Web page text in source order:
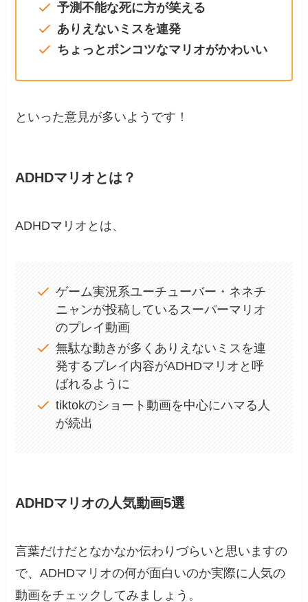
予測不能な死に方が笑える
ありえないミスを連発
ちょっとポンコツなマリオがかわいい
といった意見が多いようです！
ADHDマリオとは？
ADHDマリオとは、
ゲーム実況系ユーチューバー・ネネチ
ニャンが投稿しているスーパーマリオ
のプレイ動画
無駄な動きが多くありえないミスを連
発するプレイ内容がADHDマリオと呼
ばれるように
tiktokのショート動画を中心にハマる人
が続出
ADHDマリオの人気動画5選
言葉だけだとなかなか伝わりづらいと思いますの
で、ADHDマリオの何が面白いのか実際に人気の
動画をチェックしてみましょう。